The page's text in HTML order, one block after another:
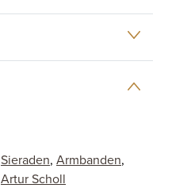
Sieraden, Armbanden,
Artur Scholl